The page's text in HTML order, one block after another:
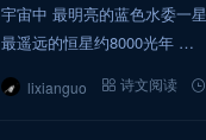
宇宙中 最明亮的蓝色水委一
最遥远的恒星约8000光年 ​…
lixianguo 诗文阅读